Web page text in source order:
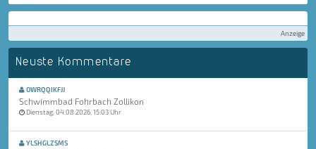
Anzeige
Neuste Kommentare
OWRQQIKFJJ
Schwimmbad Fohrbach Zollikon
Dienstag, 04.08.2026, 15:03 Uhr
YLSHGLZSMS